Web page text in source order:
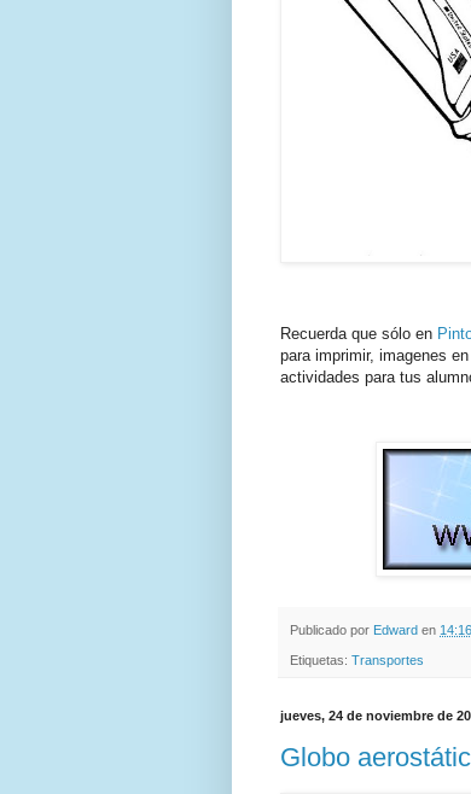
Recuerda que sólo en
para imprimir, imagenes
actividades para tus
Publicado por Edward en 14:16
Etiquetas: Transportes
jueves, 24 de noviembre de
Globo